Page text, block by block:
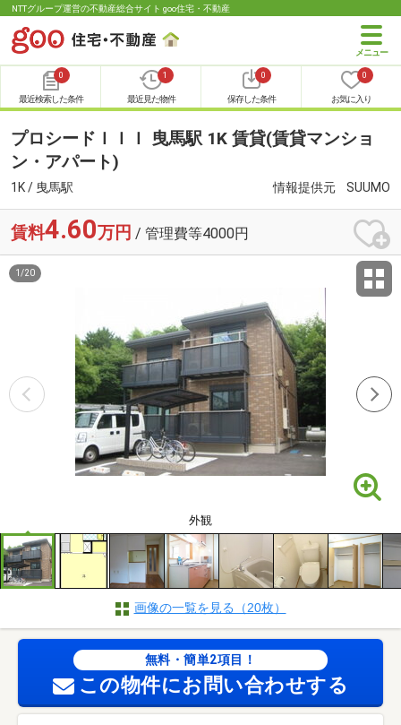
NTTグループ運営の不動産総合サイト goo住宅・不動産
0
最近検索した条件
1
最近見た物件
0
保存した条件
0
お気に入り
プロシードＩＩＩ 曳馬駅 1K 賃貸(賃貸マンショ
ン・アパート)
1K / 曳馬駅 情報提供元 SUUMO
賃料4.60万円 / 管理費等4000円
外観
1 /20
画像の一覧を見る（20枚）
無料・簡単2項目！
この物件にお問い合わせする